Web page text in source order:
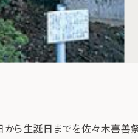
ら生誕日までを佐々木喜善